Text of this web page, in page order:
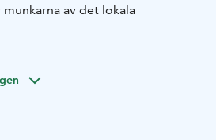
av det lokala